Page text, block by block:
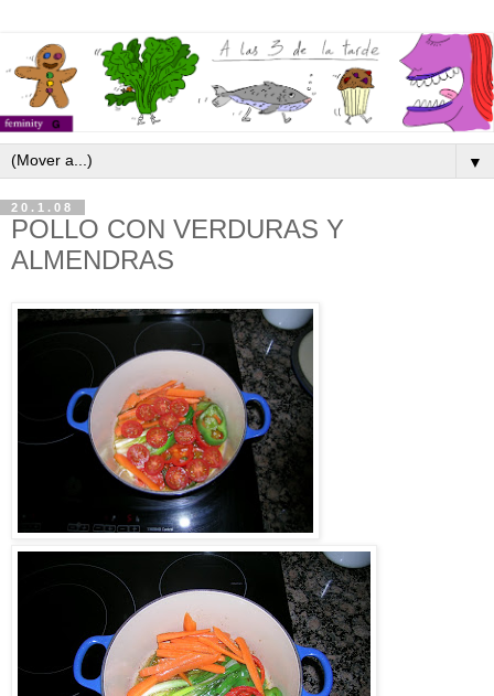
▼
20.1.08
POLLO CON VERDURAS Y
ALMENDRAS